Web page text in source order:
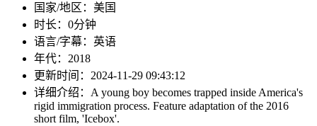
国家/地区： 美国
时长： 0分钟
语言/字幕： 英语
年代： 2018
更新时间： 2024-11-29 09:43:12
详细介绍： A young boy becomes trapped inside America's
rigid immigration process. Feature adaptation of the 2016
short film, 'Icebox'.